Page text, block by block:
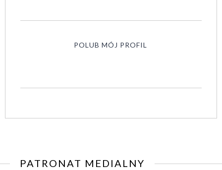
POLUB MÓJ PROFIL
PATRONAT MEDIALNY